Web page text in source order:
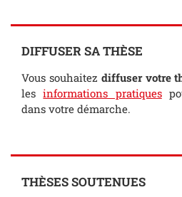
DIFFUSER SA THÈSE
Vous souhaitez diffuser votre
lesinformations pratiques
dans votre démarche.
THÈSES SOUTENUES